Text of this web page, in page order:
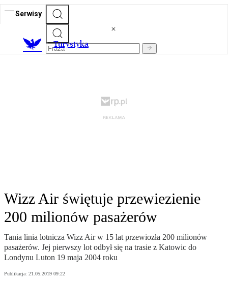
Serwisy
Turystyka
Wizz Air świętuje przewiezienie
200 milionów pasażerów
Tania linia lotnicza Wizz Air w 15 lat przewiozła 200 milionów
pasażerów. Jej pierwszy lot odbył się na trasie z Katowic do
Londynu Luton 19 maja 2004 roku
Publikacja: 21.05.2019 09:22